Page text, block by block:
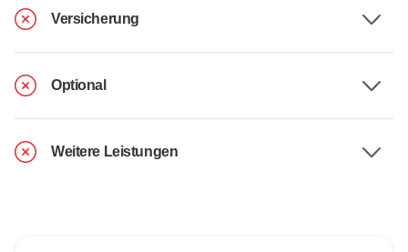
Versicherung
Optional
Weitere Leistungen